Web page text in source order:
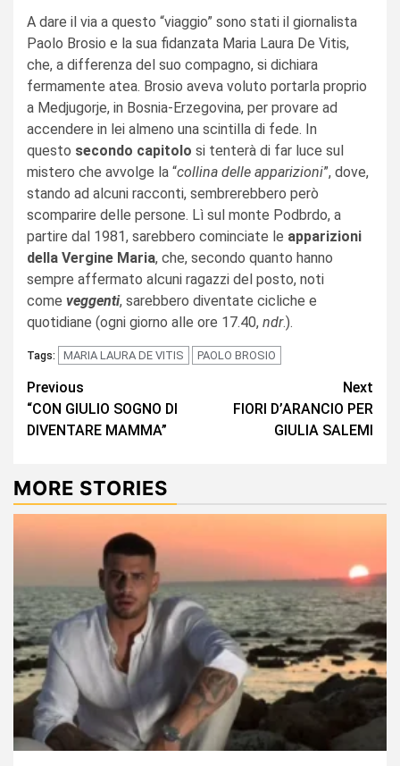
A dare il via a questo “viaggio” sono stati il giornalista
Paolo Brosio e la sua fidanzata Maria Laura De Vitis,
che, a differenza del suo compagno, si dichiara
fermamente atea. Brosio aveva voluto portarla proprio
a Medjugorje, in Bosnia-Erzegovina, per provare ad
accendere in lei almeno una scintilla di fede. In
questo secondo capitolo si tenterà di far luce sul
mistero che avvolge la “collina delle apparizioni”, dove,
stando ad alcuni racconti, sembrerebbero però
scomparire delle persone. Lì sul monte Podbrdo, a
partire dal 1981, sarebbero cominciate le apparizioni
della Vergine Maria, che, secondo quanto hanno
sempre affermato alcuni ragazzi del posto, noti
come veggenti, sarebbero diventate cicliche e
quotidiane (ogni giorno alle ore 17.40, ndr.).
Tags: MARIA LAURA DE VITIS PAOLO BROSIO
Continue
Reading
Previous
“CON GIULIO SOGNO DI
DIVENTARE MAMMA”
Next
FIORI D’ARANCIO PER
GIULIA SALEMI
MORE STORIES